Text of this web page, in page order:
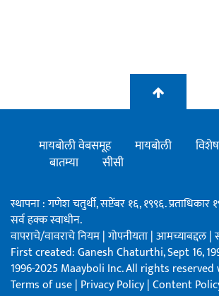
मायबोली वेबसमूह मायबोली विशेष
बातम्या
सीसी
स्थापना : गणेश चतुर्थी, सप्टेंबर १६, १९९६. प्रताधिकार
सर्व हक्क स्वाधीन.
वापराचे/वावराचे नियम|गोपनीयता|आमच्याबद्दल|
First created: Ganesh Chaturthi, Sept 16,
1996-2025 Maayboli Inc. All rights
Terms of use| Privacy Policy|Content